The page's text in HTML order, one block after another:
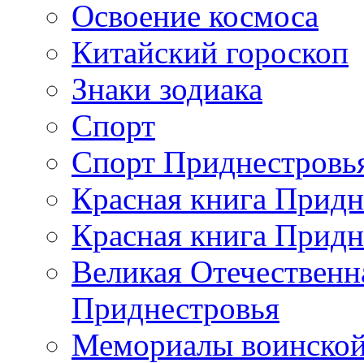
Освоение космоса
Китайский гороскоп
Знаки зодиака
Спорт
Спорт
Красная книга
Красная книга
Великая
Приднестровья
Мемориалы